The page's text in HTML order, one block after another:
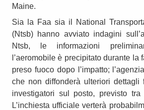
Maine.
Sia la Faa sia il National
(Ntsb) hanno avviato indagini
Ntsb, le informazioni
l’aeromobile è precipitato durante la
preso fuoco dopo l’impatto;
che non diffonderà ulteriori dettagli
investigatori sul posto, previsto
L’inchiesta ufficiale verterà